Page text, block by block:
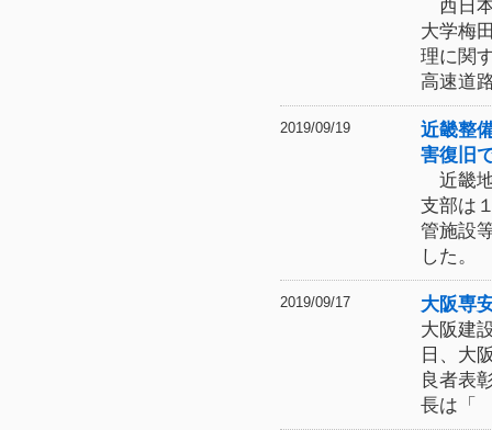
西日
大学梅
理に関
高速道
2019/09/19
近畿整
害復旧
近畿
支部は
管施設
した。
2019/09/17
大阪専
大阪建
日、大
良者表
長は「